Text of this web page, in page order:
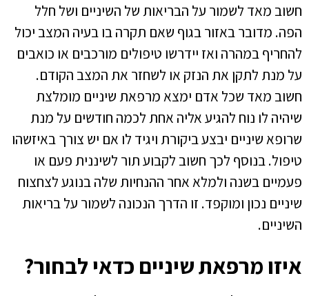
חשוב מאד לשמור על הבריאות של השיניים ושל חלל
הפה. מדובר באזור בגוף שאם תקרה בו בעיה המצב יכול
להחריף במהרה ואז יידרשו טיפולים מורכבים או כואבים
על מנת לתקן את הנזק או לשחזר את המצב הקודם.
חשוב מאד שכל אדם ימצא מרפאת שיניים מומלצת
שיהיה לו נוח להגיע אליה אחת לכמה חודשים על מנת
שרופא שיניים יבצע ביקורת ויגיד לו אם יש צורך באיזשהו
טיפול. בנוסף לכך חשוב לקבוע תור לשיננית פעם או
פעמיים בשנה ולמלא אחר ההנחיות שלה בנוגע לצחצוח
שיניים נכון ומוקפד. זו הדרך הנכונה לשמור על בריאות
השיניים.
איזו מרפאת שיניים כדאי לבחור?